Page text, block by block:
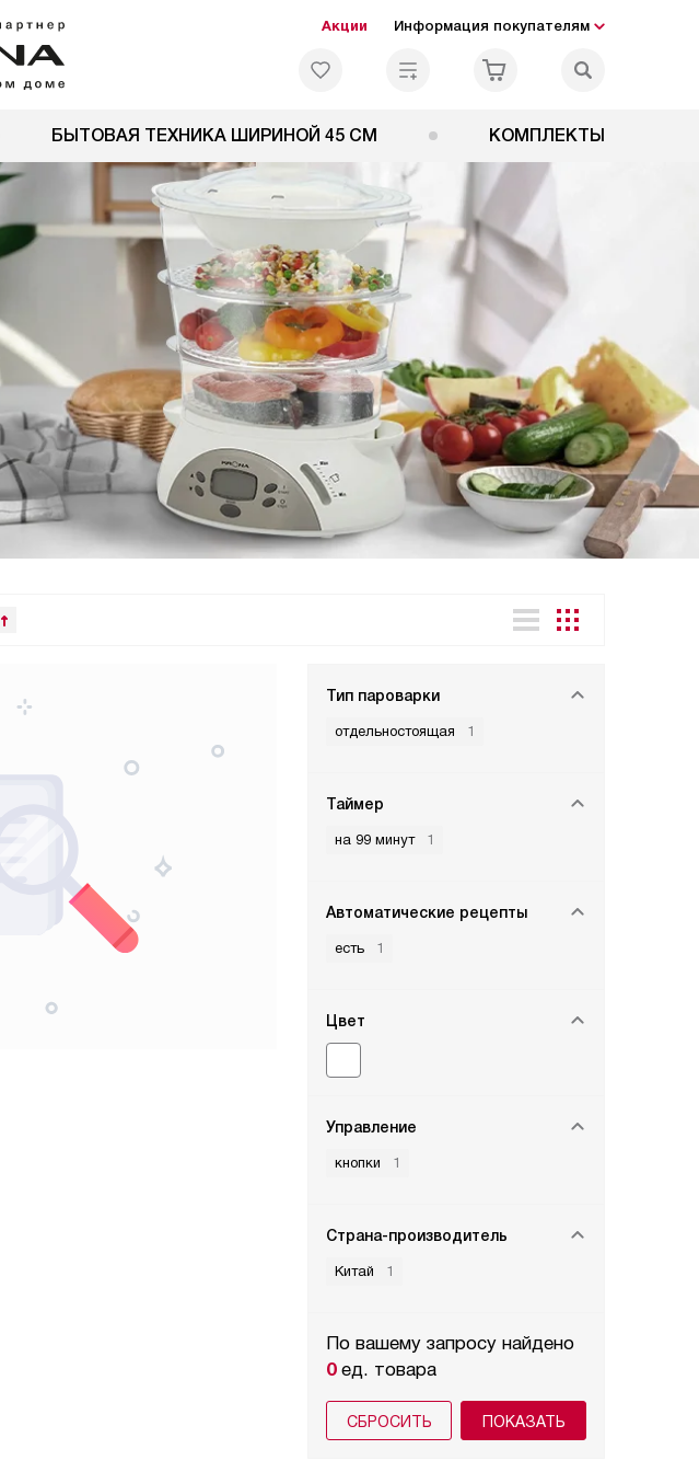
Акции Информация покупателям
БЫТОВАЯ ТЕХНИКА ШИРИНОЙ 45 СМ КОМПЛЕКТЫ
Тип пароварки
отдельностоящая 1
Таймер
на 99 минут 1
Автоматические рецепты
есть 1
Цвет
Управление
кнопки 1
Страна-производитель
Китай 1
По вашему запросу найдено
0ед. товара
СБРОСИТЬ